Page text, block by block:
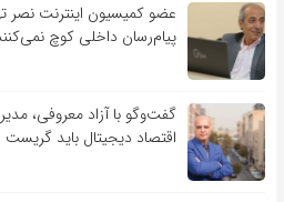
عضو کمیسیون اینترنت نصر
پیام‌رسان داخلی کوچ
گفت‌و‌گو با آزاد معروفی،
اقتصاد دیجیتال باید گریست